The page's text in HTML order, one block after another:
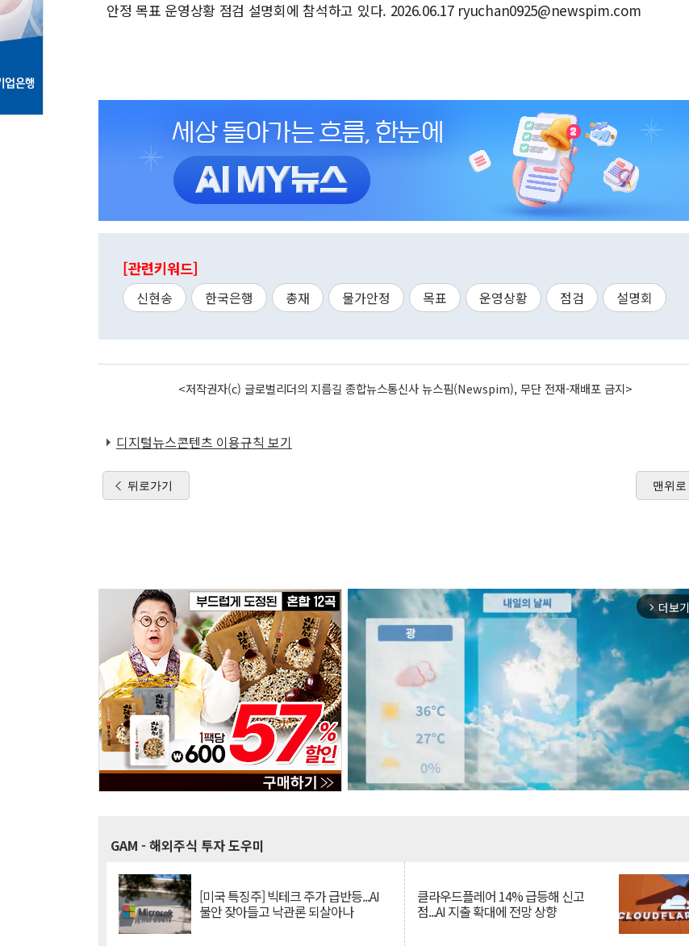
안정 목표 운영상황 점검 설명회에 참석하고 있다. 2026.06.17 ryuchan0925@newspim.com
[관련키워드]
신현송 한국은행 총재 물가안정 목표 운영상황 점검 설명회
<저작권자(c) 글로벌리더의 지름길 종합뉴스통신사 뉴스핌(Newspim), 무단 전재-재배포 금지>
디지털뉴스콘텐츠 이용규칙 보기
뒤로가기 맨위로
arrow_forward_ios 더보기
GAM - 해외주식 투자 도우미
[미국 특징주] 빅테크 주가 급반등...AI
불안 잦아들고 낙관론 되살아나
클라우드플레어 14% 급등해 신고
점...AI 지출 확대에 전망 상향